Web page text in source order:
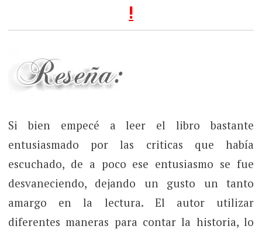
!
Si bien empecé a leer el libro bastante
entusiasmado por las criticas que había
escuchado, de a poco ese entusiasmo se fue
desvaneciendo, dejando un gusto un tanto
amargo en la lectura. El autor utilizar
diferentes maneras para contar la historia, lo